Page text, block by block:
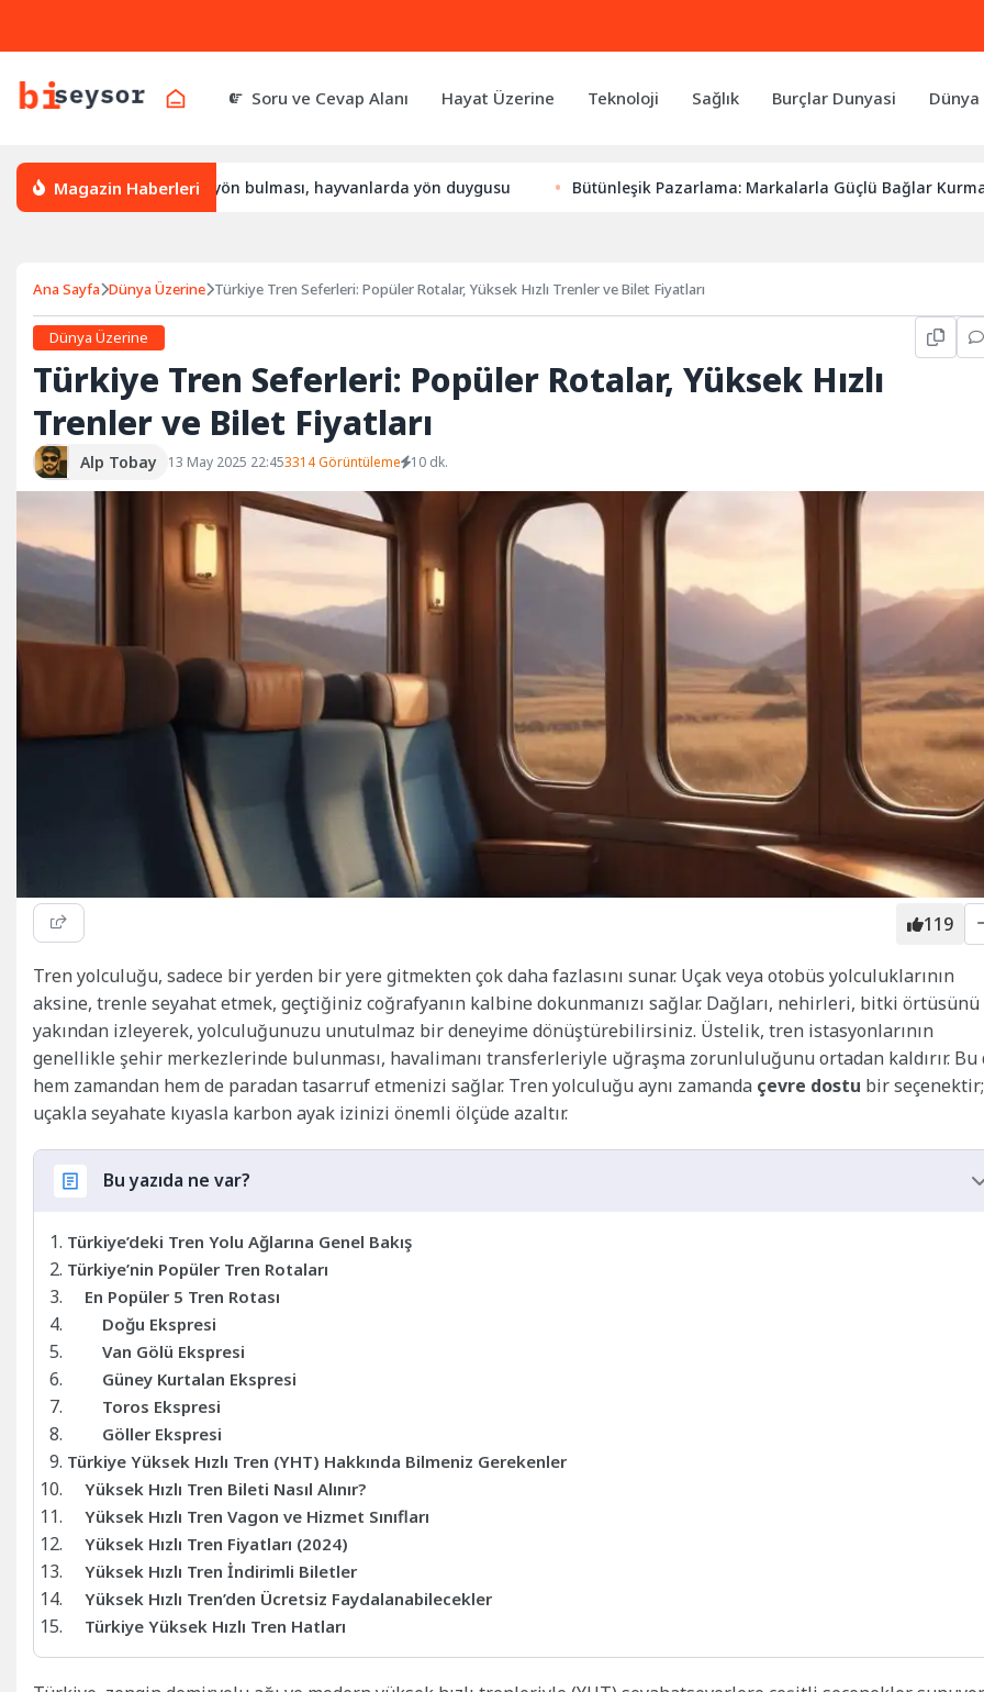
Soru ve Cevap Alanı Hayat Üzerine Teknoloji Sağlık Burçlar Dunyasi
Magazin Haberleri
yön bulur, leylek yön bulması, hayvanlarda yön duygusu Bütünleşik Pazarlama: Markalarla Güçlü Bağlar Kurmanın
Ana Sayfa Dünya Üzerine Türkiye Tren Seferleri: Popüler Rotalar, Yüksek Hızlı Trenler ve Bilet Fiyatları
Dünya Üzerine
Türkiye Tren Seferleri: Popüler Rotalar, Yüksek Hızlı
Trenler ve Bilet Fiyatları
Alp Tobay 13 May 2025 22:453314 Görüntüleme 10 dk.
119
Tren yolculuğu, sadece bir yerden bir yere gitmekten çok daha fazlasını sunar. Uçak veya otobüs yolculuklarının
aksine, trenle seyahat etmek, geçtiğiniz coğrafyanın kalbine dokunmanızı sağlar. Dağları, nehirleri, bitki örtüsünü
yakından izleyerek, yolculuğunuzu unutulmaz bir deneyime dönüştürebilirsiniz. Üstelik, tren istasyonlarının
genellikle şehir merkezlerinde bulunması, havalimanı transferleriyle uğraşma zorunluluğunu ortadan kaldırır. Bu
hem zamandan hem de paradan tasarruf etmenizi sağlar. Tren yolculuğu aynı zamanda çevre dostu bir seçenektir;
uçakla seyahate kıyasla karbon ayak izinizi önemli ölçüde azaltır.
Bu yazıda ne var?
Türkiye’deki Tren Yolu Ağlarına Genel Bakış
Türkiye’nin Popüler Tren Rotaları
En Popüler 5 Tren Rotası
Doğu Ekspresi
Van Gölü Ekspresi
Güney Kurtalan Ekspresi
Toros Ekspresi
Göller Ekspresi
Türkiye Yüksek Hızlı Tren (YHT) Hakkında Bilmeniz Gerekenler
Yüksek Hızlı Tren Bileti Nasıl Alınır?
Yüksek Hızlı Tren Vagon ve Hizmet Sınıfları
Yüksek Hızlı Tren Fiyatları (2024)
Yüksek Hızlı Tren İndirimli Biletler
Yüksek Hızlı Tren’den Ücretsiz Faydalanabilecekler
Türkiye Yüksek Hızlı Tren Hatları